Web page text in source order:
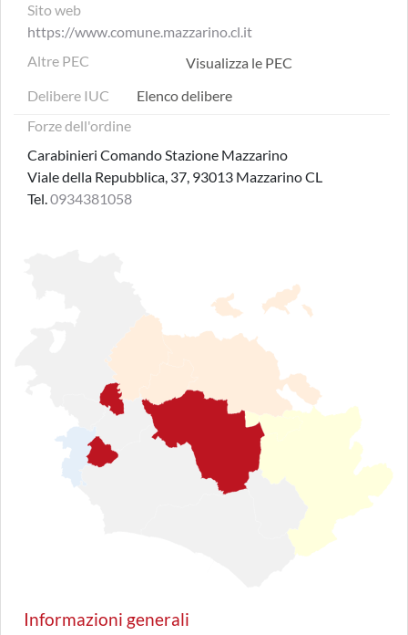
Sito web
https://www.comune.mazzarino.cl.it
Altre PEC
Visualizza le PEC
Delibere IUC
Elenco delibere
Forze dell'ordine
Carabinieri Comando Stazione Mazzarino
Viale della Repubblica, 37, 93013 Mazzarino CL
Tel.0934381058
Informazioni generali